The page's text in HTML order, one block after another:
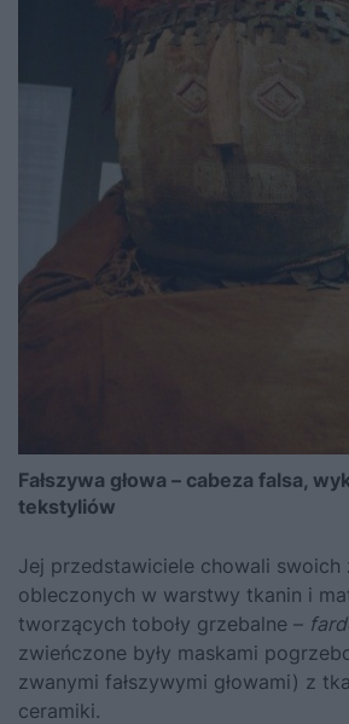
Fałszywa głowa – cabeza falsa,
tekstyliów
Jej przedstawiciele chowali swoich
obleczonych w warstwy tkanin i
tworzących toboły grzebalne –
zwieńczone były maskami
zwanymi fałszywymi głowami) z
ceramiki.